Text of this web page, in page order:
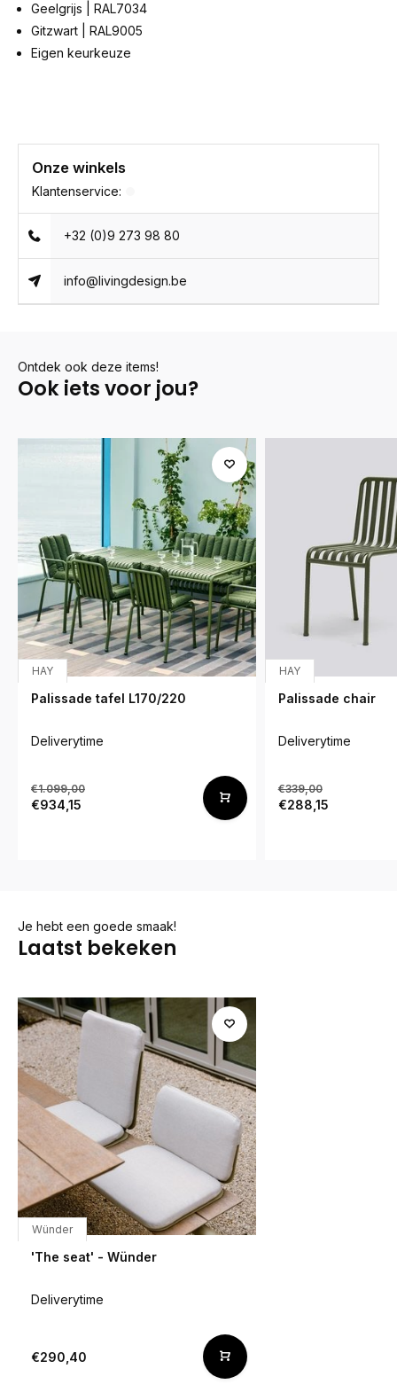
Geelgrijs | RAL7034
Gitzwart | RAL9005
Eigen keurkeuze
Onze winkels
Klantenservice:
+32 (0)9 273 98 80
info@livingdesign.be
Ontdek ook deze items!
Ook iets voor jou?
HAY
Palissade tafel L170/220
Deliverytime
€1.099,00
€934,15
HAY
Palissade chair
Deliverytime
€339,00
€288,15
Je hebt een goede smaak!
Laatst bekeken
Wünder
'The seat' - Wünder
Deliverytime
€290,40